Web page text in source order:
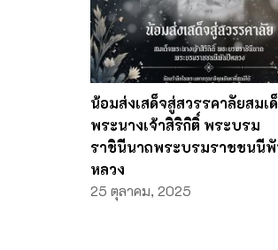
น้อมส่งเสด็จสู่สวรรคาลัยสมเ
พระนางเจ้าสิริกิติ์ พระบรม
ราชินีนาถพระบรมราชชนนี
หลวง
25 ตุลาคม, 2025